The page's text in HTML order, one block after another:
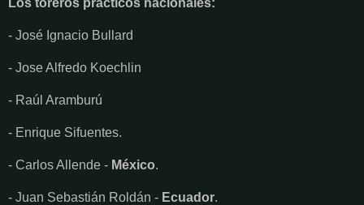
Los toreros prácticos nacionales:
- José Ignacio Bullard
- Jose Alfredo Koechlin
- Raúl Aramburú
- Enrique Sifuentes.
- Carlos Allende - México.
- Juan Sebastián Roldán - Ecuador.